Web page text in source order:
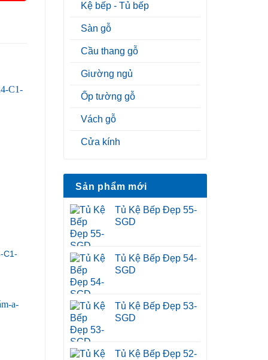
Kệ bếp - Tủ bếp
Sàn gỗ
Cầu thang gỗ
Giường ngủ
Ốp tường gỗ
Vách gỗ
Cửa kính
Sản phẩm mới
Tủ Kệ Bếp Đẹp 55-
SGD
Tủ Kệ Bếp Đẹp 54-
SGD
Tủ Kệ Bếp Đẹp 53-
SGD
Tủ Kệ Bếp Đẹp 52-
C1-